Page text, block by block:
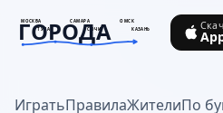
МОСКВА САМАРА
ОМСК
ТУЛА
СОЧИ КАЗАНЬ
ГОРОДА
goroda-na.ru
ИгратьПравилаЖителиПо